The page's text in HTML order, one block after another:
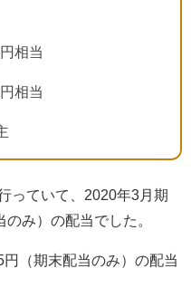
円相当
円相当
っていて、 2020年3 月期
のみ）の配当でした。
円（期末配当のみ）の配当